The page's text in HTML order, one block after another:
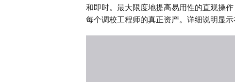
和即时。最大限度地提高易用性的直观操
每个调校工程师的真正资产。详细说明显